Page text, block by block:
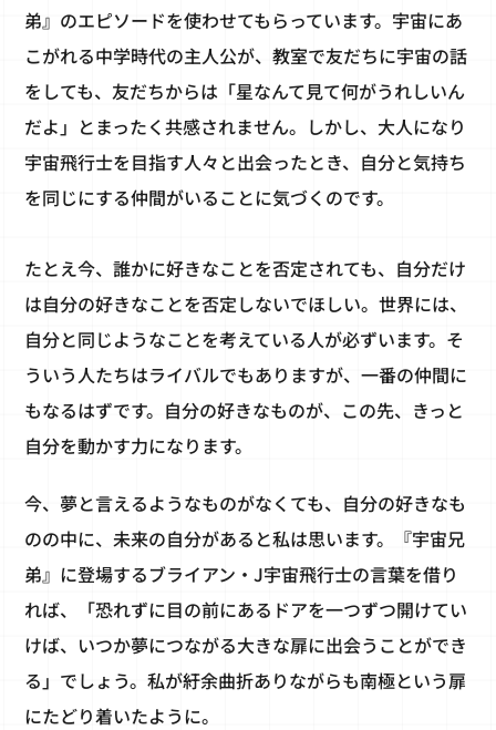
弟』のエピソードを使わせてもらっています。宇宙にあ
こがれる中学時代の主人公が、教室で友だちに宇宙の話
をしても、友だちからは「星なんて見て何がうれしいん
だよ」とまったく共感されません。しかし、大人になり
宇宙飛行士を目指す人々と出会ったとき、自分と気持ち
を同じにする仲間がいることに気づくのです。
たとえ今、誰かに好きなことを否定されても、自分だけ
は自分の好きなことを否定しないでほしい。世界には、
自分と同じようなことを考えている人が必ずいます。そ
ういう人たちはライバルでもありますが、一番の仲間に
もなるはずです。自分の好きなものが、この先、きっと
自分を動かす力になります。
今、夢と言えるようなものがなくても、自分の好きなも
のの中に、未来の自分があると私は思います。『宇宙兄
弟』に登場するブライアン・J宇宙飛行士の言葉を借り
れば、「恐れずに目の前にあるドアを一つずつ開けてい
けば、いつか夢につながる大きな扉に出会うことができ
る」でしょう。私が紆余曲折ありながらも南極という扉
にたどり着いたように。